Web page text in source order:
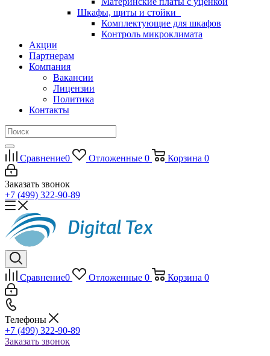
Шкафы, щиты и стойки
Комплектующие для шкафов
Контроль микроклимата
Акции
Партнерам
Компания
Вакансии
Лицензии
Политика
Контакты
Сравнение0 Отложенные 0 Корзина 0
Заказать звонок
+7 (499) 322-90-89
Сравнение0 Отложенные 0 Корзина 0
Телефоны
+7 (499) 322-90-89
Заказать звонок